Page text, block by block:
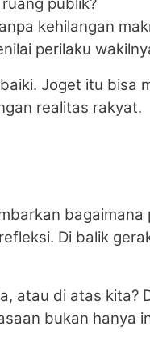
publik?
kehilangan
perilaku
Joget itu bisa
realitas rakyat.
Di balik
atau di atas kita?
bukan hanya